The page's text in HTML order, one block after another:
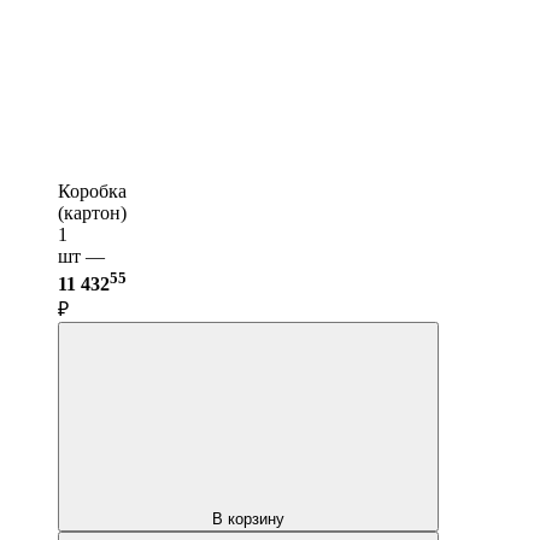
Коробка
(картон)
1
шт —
11 43255
₽
В корзину